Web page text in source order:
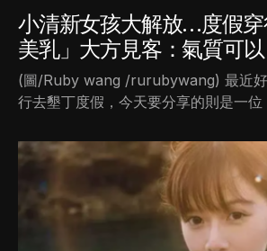
小清新女孩大解放…度假
美乳」大方見客：氣質可
(圖/Ruby wang /rurubywang) 最近
行去墾丁度假，今天要分享的則是一位